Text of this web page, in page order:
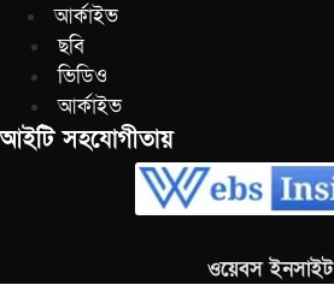
আর্কাইভ
ছবি
ভিডিও
আর্কাইভ
আইটি সহযোগীতায়
ওয়েবস ইনসাইট